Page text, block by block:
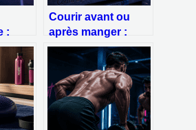
:
et
?
Courir avant ou
après manger :
performance,
digestion et risques
d’hypoglycémie